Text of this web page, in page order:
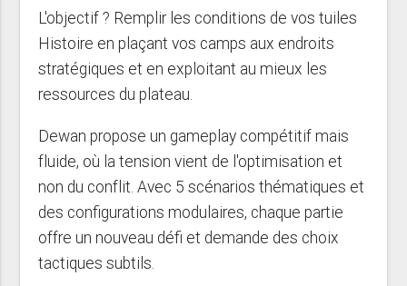
L'objectif ? Remplir les conditions de vos tuiles
Histoire en plaçant vos camps aux endroits
stratégiques et en exploitant au mieux les
ressources du plateau.
Dewan propose un gameplay compétitif mais
fluide, où la tension vient de l'optimisation et
non du conflit. Avec 5 scénarios thématiques et
des configurations modulaires, chaque partie
offre un nouveau défi et demande des choix
tactiques subtils.